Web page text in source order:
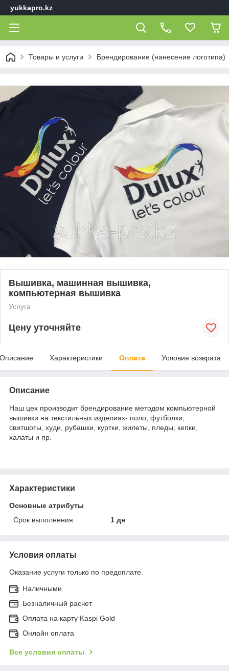
yukkapro.kz
Товары и услуги Брендирование (нанесение логотипа)
Вышивка, машинная вышивка,
компьютерная вышивка
Услуга
Цену уточняйте
Описание Характеристики Оплата Условия возврата
Описание
Наш цех производит брендирование методом компьютерной
вышивки на текстильных изделиях- поло, футболки,
свитшоты, худи, рубашки, куртки, жилеты, пледы, кепки,
халаты и пр.
Характеристики
Основные атрибуты
Срок выполнения
1 дн
Условия оплаты
Оказание услуги только по предоплате.
Наличными
Безналичный расчет
Оплата на карту Kaspi Gold
Онлайн оплата
Все условия оплаты